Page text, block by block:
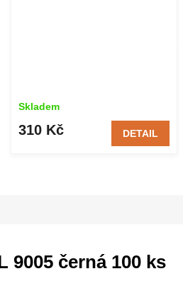
Skladem
310 Kč DETAIL
9005 černá 100 ks